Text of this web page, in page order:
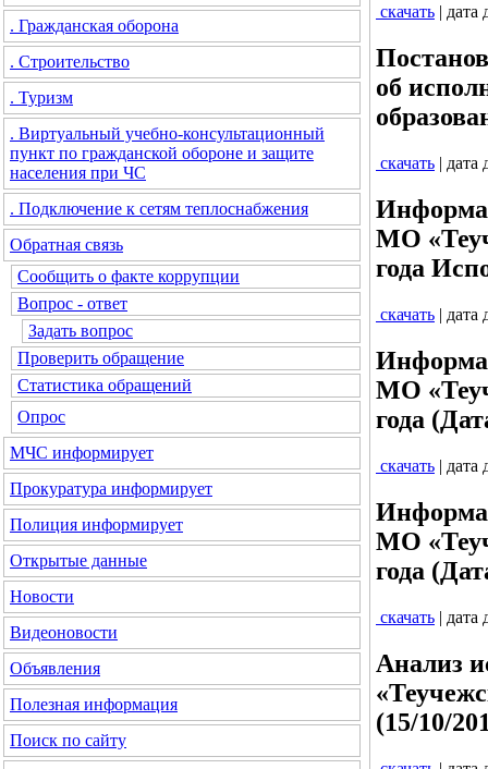
. Гражданская оборона
. Строительство
. Туризм
. Виртуальный учебно-консультационный
пункт по гражданской обороне и защите
населения при ЧС
. Подключение к сетям теплоснабжения
Обратная связь
Сообщить о факте коррупции
Вопрос - ответ
Задать вопрос
Проверить обращение
Статистика обращений
Опрос
МЧС информирует
Прокуратура информирует
Полиция информирует
Открытые данные
Новости
Видеоновости
Объявления
Полезная информация
Поиск по сайту
скачать | дата
об
скачать | дата
МО
года
скачать | дата
МО
года
скачать | дата
МО
года
скачать | дата
Анализ
(15/10/